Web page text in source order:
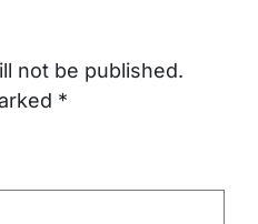
not be published.
*